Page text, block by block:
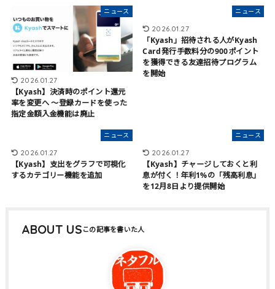
ニュース
2026.01.27
【Kyash】決済時のポイント還元
率を変更へ 〜登録カードを使った
指定金額入金機能は廃止
ニュース
2026.01.27
「Kyash」招待される人がKyash
Card発行手数料分の900ポイント
を獲得できる友達招待プログラム
を開始
ニュース
2026.01.27
【Kyash】支出をグラフで可視化
するカテゴリー機能を追加
ニュース
2026.01.27
【Kyash】チャージしておくと利
息が付く！年利1%の「​残高利息」
を12月8日より提供開始
ABOUT US